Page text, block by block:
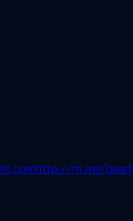
http://m.me/